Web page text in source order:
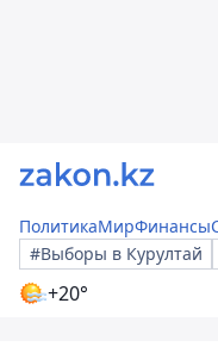
ПолитикаМирФинансы
#Выборы в Курултай
+20°